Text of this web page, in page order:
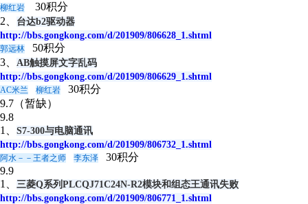
柳红岩
30积分
2、
台达b2驱动器
http://bbs.gongkong.com/d/201909/806628_1.shtml
郭远林
50积分
3、 AB触摸屏文字乱码
http://bbs.gongkong.com/d/201909/806629_1.shtml
AC米兰 柳红岩
30积分
9.7（暂缺）
9.8
1、 S7-300与电脑通讯
http://bbs.gongkong.com/d/201909/806732_1.shtml
阿水－－王者之师 李东泽
30积分
9.9
1、 三菱Q系列PLCQJ71C24N-R2模块和组态王通讯失败
http://bbs.gongkong.com/d/201909/806771_1.shtml